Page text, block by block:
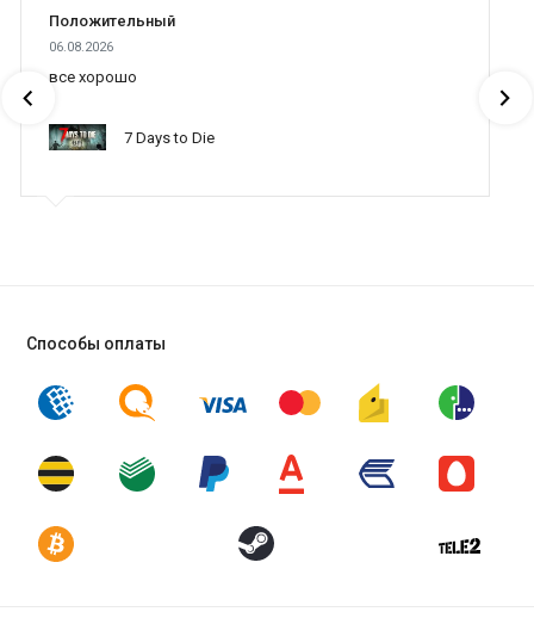
Положительный
06.08.2026
все хорошо
7 Days to Die
Способы оплаты